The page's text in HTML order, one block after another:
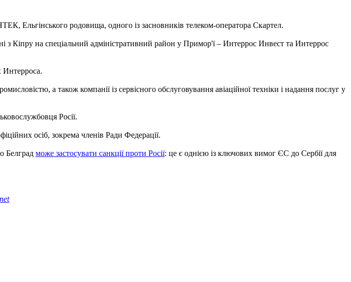
Ельгінського родовища, одного із засновників телеком-оператора Скартел.
з Кіпру на спеціальний адміністративний район у Примор'ї – Интеррос Инвест та Интеррос
Интерроса.
а також компанії із сервісного обслуговування авіаційної техніки і надання послуг у
Росії.
осіб, зокрема членів Ради Федерації.
Белград може застосувати санкції проти Росії: це є однією із ключових вимог ЄС до Сербії для